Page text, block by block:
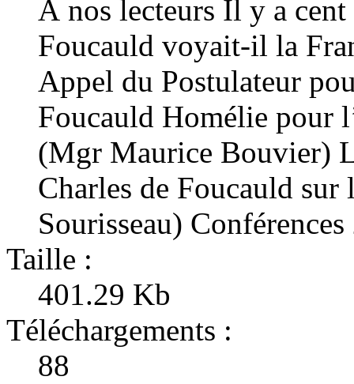
À nos lecteurs Il y a
Foucauld voyait-il la
Appel du Postulateur
Foucauld Homélie pour
(Mgr Maurice Bouvier)
Charles de Foucauld sur
Sourisseau)
Taille :
401.29 Kb
Téléchargements :
88